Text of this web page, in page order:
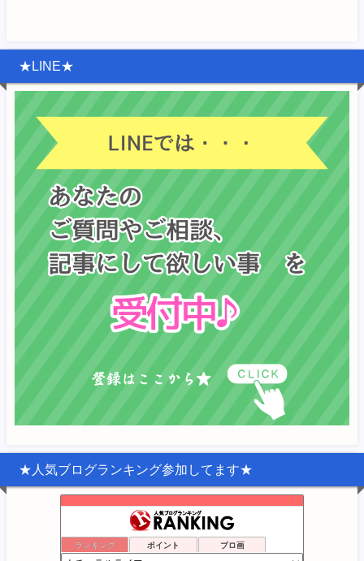
★LINE★
★人気ブログランキング参加してます★
ランキング ポイント ブロ画